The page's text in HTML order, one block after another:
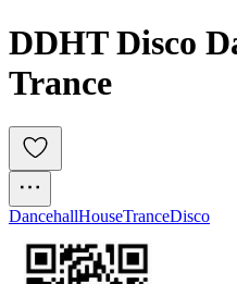
DDHT Disco
Trance
DancehallHouseTranceDisco